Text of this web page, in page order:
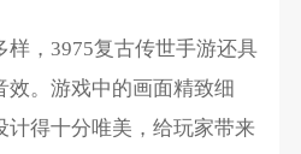
样，3975复古传世手游还具
效。游戏中的画面精致细
计得十分唯美，给玩家带来